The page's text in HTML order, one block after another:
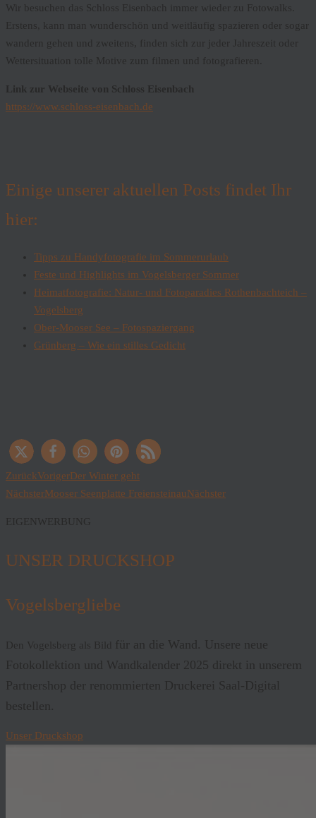
Wir besuchen das Schloss Eisenbach immer wieder zu Fotowalks.
Erstens, kann man wunderschön und weitläufig spazieren oder sogar
wandern gehen und zweitens, finden sich zur jeder Jahreszeit oder
Wettersituation tolle Motive zum filmen und fotografieren.
Link zur Webseite von Schloss Eisenbach
https://www.schloss-eisenbach.de
Einige unserer aktuellen Posts findet Ihr
hier:
Tipps zu Handyfotografie im Sommerurlaub
Feste und Highlights im Vogelsberger Sommer
Heimatfotografie: Natur- und Fotoparadies Rothenbachteich –
Vogelsberg
Ober-Mooser See – Fotospaziergang
Grünberg – Wie ein stilles Gedicht
ZurückVorigerDer Winter geht
NächsterMooser Seenplatte FreiensteinauNächster
EIGENWERBUNG
UNSER DRUCKSHOP
Vogelsbergliebe
Den Vogelsberg als Bild
für an die Wand. Unsere neue
Fotokollektion und Wandkalender 2025 direkt in unserem
Partnershop der renommierten Druckerei Saal-Digital
bestellen.
Unser Druckshop